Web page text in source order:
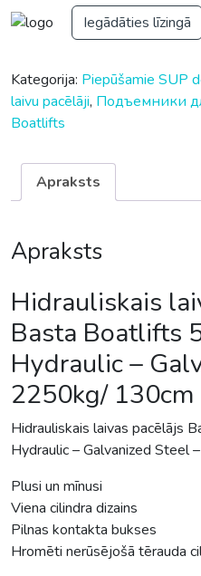
Iegādāties līzingā
Kategorija: Piepūšamie SUP
laivu pacēlāji, Подъемники
Boatlifts
Apraksts
Apraksts
Hidrauliskais
Basta Boatlifts
Hydraulic –
2250kg/ 130cm
Hidrauliskais laivas pacēlājs
Hydraulic – Galvanized Steel
Plusi un mīnusi
Viena cilindra dizains
Pilnas kontakta bukses
Hromēti nerūsējošā tērauda